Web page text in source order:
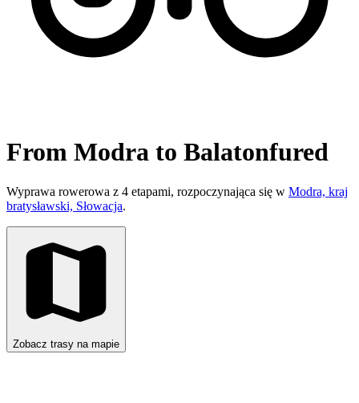
From Modra to Balatonfured
Wyprawa rowerowa z 4 etapami, rozpoczynająca się w Modra, kraj
bratysławski, Słowacja.
Zobacz trasy na mapie